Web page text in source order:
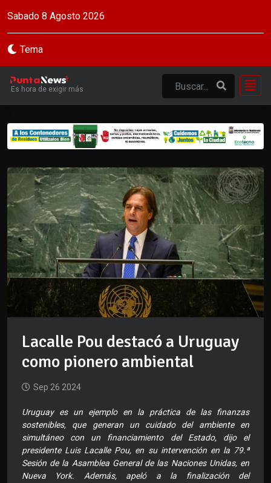
Sabado 8 Agosto 2026
Tema
Es hora de exigir más
Lacalle Pou destacó a Uruguay
como pionero ambiental
Sep 26 2024
Uruguay es un ejemplo en la práctica de las finanzas
sostenibles, que generan un cuidado del ambiente en
simultáneo con un financiamiento del Estado, dijo el
presidente Luis Lacalle Pou, en su intervención en la 79.ª
Sesión de la Asamblea General de las Naciones Unidas, en
Nueva York. Además, apeló a la finalización del